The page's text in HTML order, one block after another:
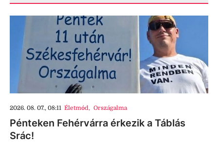
2026. 08. 07., 08:11 Életmód, Országalma
Pénteken Fehérvárra érkezik a Táblás
Srác!